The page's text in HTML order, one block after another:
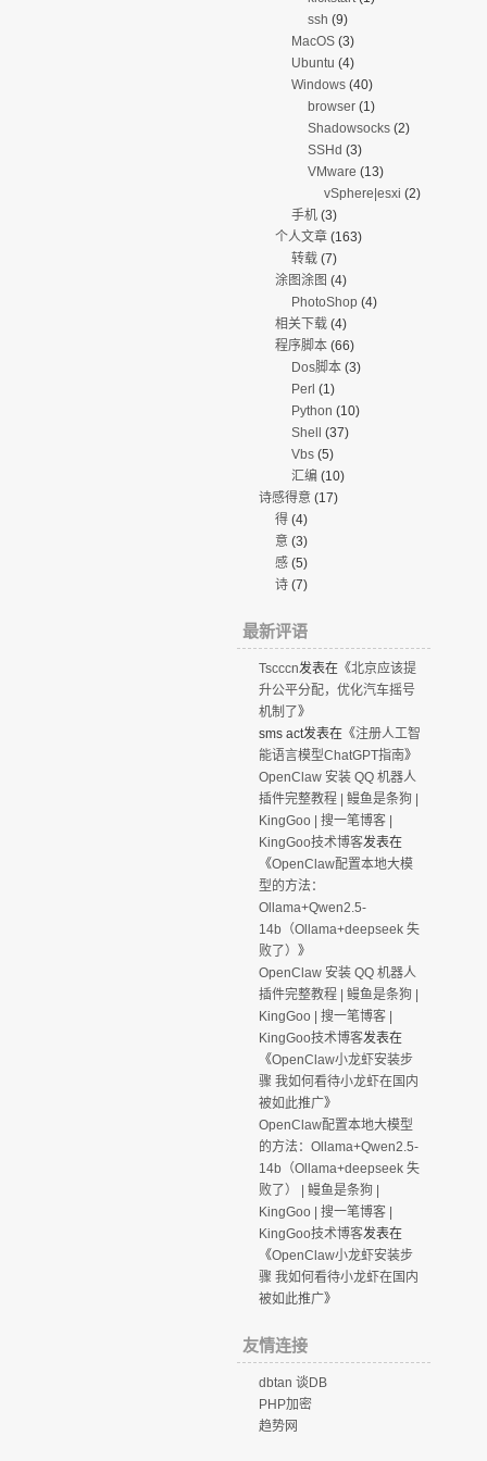
ssh (9)
MacOS(3)
Ubuntu (4)
Windows(40)
browser(1)
Shadowsocks(2)
SSHd (3)
VMware (13)
vSphere|esxi (2)
手机(3)
个人文章(163)
转载(7)
涂图涂图 (4)
PhotoShop(4)
相关下载(4)
程序脚本(66)
Dos脚本(3)
Perl (1)
Python (10)
Shell (37)
Vbs(5)
汇编 (10)
诗感得意(17)
得(4)
意(3)
感(5)
诗(7)
最新评语
Tscccn发表在《北京应该提
升公平分配，优化汽车摇号
机制了》
sms act发表在《注册人工智
能语言模型ChatGPT指南》
OpenClaw 安装 QQ 机器人
插件完整教程 | 鳗鱼是条狗 |
KingGoo | 搜一笔博客 |
KingGoo技术博客发表在
《OpenClaw配置本地大模
型的方法：
Ollama+Qwen2.5-
14b（Ollama+deepseek 失
败了）
》
OpenClaw 安装 QQ 机器人
插件完整教程 | 鳗鱼是条狗 |
KingGoo | 搜一笔博客 |
KingGoo技术博客发表在
《OpenClaw小龙虾安装步
骤 我如何看待小龙虾在国内
被如此推广》
OpenClaw配置本地大模型
的方法：Ollama+Qwen2.5-
14b（Ollama+deepseek 失
败了） | 鳗鱼是条狗 |
KingGoo | 搜一笔博客 |
KingGoo技术博客发表在
《OpenClaw小龙虾安装步
骤 我如何看待小龙虾在国内
被如此推广》
友情连接
dbtan 谈DB
PHP加密
趋势网